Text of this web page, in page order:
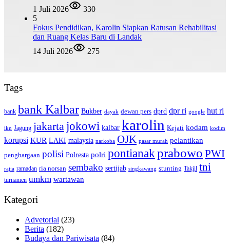
1 Juli 2026
330
5
Fokus Pendidikan, Karolin Siapkan Ratusan Rehabilitasi
dan Ruang Kelas Baru di Landak
14 Juli 2026
275
Tags
bank bank Kalbar Bukber dayak dewan pers dprd dpr ri google hut ri
ikn Jagung jakarta jokowi kalbar karolin Kejati kodam kodim
korupsi KUR LAKI malaysia narkoba OJK pasar murah pelantikan
penghargaan polisi Polresta polri pontianakprabowo PWI
rajia ramadan ria norsan sembako sertijab singkawang stunting Takjil tni
turnamen umkm wartawan
Kategori
Advetorial (23)
Berita (182)
Budaya dan Pariwisata (84)